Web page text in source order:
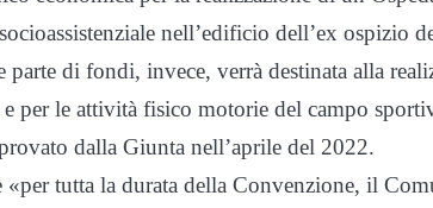
nell’edificio dell’ex ospizio
di fondi, invece, verrà destinata alla
per le attività fisico motorie del campo
dalla Giunta nell’aprile del 2022.
tutta la durata della Convenzione, il